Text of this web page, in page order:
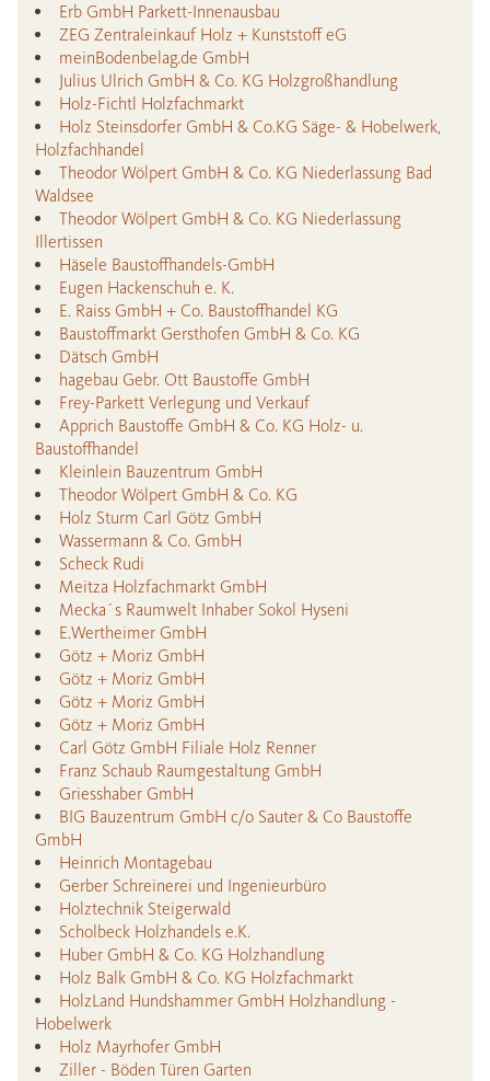
Erb GmbH Parkett-Innenausbau
ZEG Zentraleinkauf Holz + Kunststoff eG
meinBodenbelag.de GmbH
Julius Ulrich GmbH & Co. KG Holzgroßhandlung
Holz-Fichtl Holzfachmarkt
Holz Steinsdorfer GmbH & Co.KG Säge- & Hobelwerk,
Holzfachhandel
Theodor Wölpert GmbH & Co. KG Niederlassung Bad
Waldsee
Theodor Wölpert GmbH & Co. KG Niederlassung
Illertissen
Häsele Baustoffhandels-GmbH
Eugen Hackenschuh e. K.
E. Raiss GmbH + Co. Baustoffhandel KG
Baustoffmarkt Gersthofen GmbH & Co. KG
Dätsch GmbH
hagebau Gebr. Ott Baustoffe GmbH
Frey-Parkett Verlegung und Verkauf
Apprich Baustoffe GmbH & Co. KG Holz- u.
Baustoffhandel
Kleinlein Bauzentrum GmbH
Theodor Wölpert GmbH & Co. KG
Holz Sturm Carl Götz GmbH
Wassermann & Co. GmbH
Scheck Rudi
Meitza Holzfachmarkt GmbH
Mecka´s Raumwelt Inhaber Sokol Hyseni
E.Wertheimer GmbH
Götz + Moriz GmbH
Götz + Moriz GmbH
Götz + Moriz GmbH
Götz + Moriz GmbH
Carl Götz GmbH Filiale Holz Renner
Franz Schaub Raumgestaltung GmbH
Griesshaber GmbH
BIG Bauzentrum GmbH c/o Sauter & Co Baustoffe
GmbH
Heinrich Montagebau
Gerber Schreinerei und Ingenieurbüro
Holztechnik Steigerwald
Scholbeck Holzhandels e.K.
Huber GmbH & Co. KG Holzhandlung
Holz Balk GmbH & Co. KG Holzfachmarkt
HolzLand Hundshammer GmbH Holzhandlung -
Hobelwerk
Holz Mayrhofer GmbH
Ziller - Böden Türen Garten